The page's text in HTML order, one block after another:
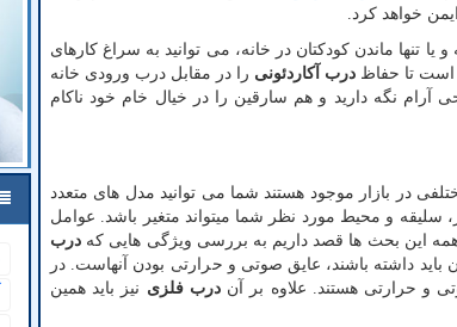
خواهد کرد.
تنها ماندن کودکتان در خانه، می توانید به سراغ کارهای
است تا حفاظ درب آکاردئونی را در مقابل درب ورودی خانه
نگه دارید و هم سارقین را در خیال خام خود ناکام
در بازار موجود هستند شما می توانید مدل های متعدد
سلیقه و محیط مورد نظر شما میتواند متغیر باشد. عوامل
همه این بحث ها قصد داریم به بررسی ویژگی هایی که درب
داشته باشند، عایق صوتی و حرارتی بودن آنهاست. در
و حرارتی هستند. علاوه بر آندرب فلزی نیز باید همین